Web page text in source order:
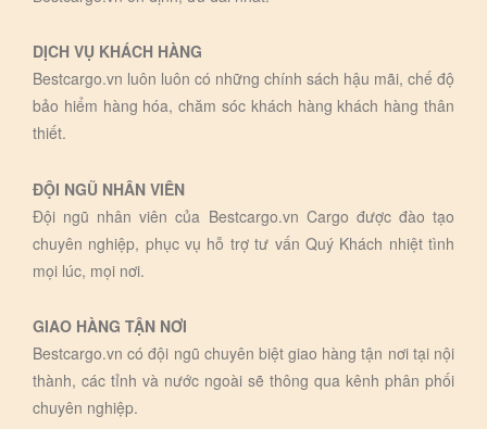
DỊCH VỤ KHÁCH HÀNG
Bestcargo.vn luôn luôn có những chính sách hậu mãi, chế độ
bảo hiểm hàng hóa, chăm sóc khách hàng khách hàng thân
thiết.
ĐỘI NGŨ NHÂN VIÊN
Đội ngũ nhân viên của Bestcargo.vn Cargo được đào tạo
chuyên nghiệp, phục vụ hỗ trợ tư vấn Quý Khách nhiệt tình
mọi lúc, mọi nơi.
GIAO HÀNG TẬN NƠI
Bestcargo.vn có đội ngũ chuyên biệt giao hàng tận nơi tại nội
thành, các tỉnh và nước ngoài sẽ thông qua kênh phân phối
chuyên nghiệp.